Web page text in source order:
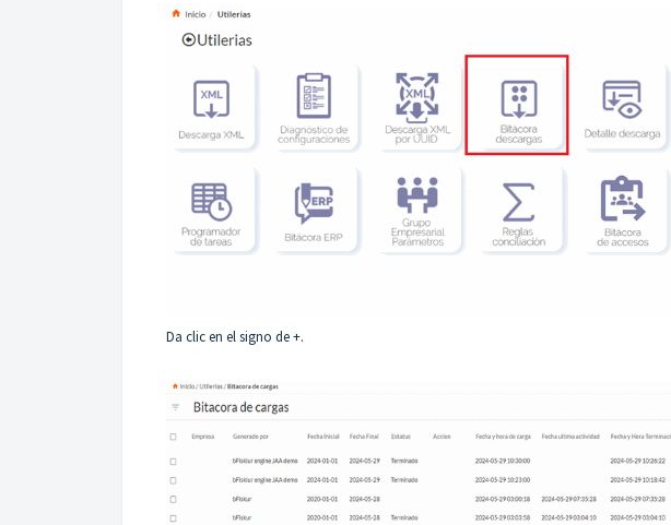
Da clic en el signo de +.